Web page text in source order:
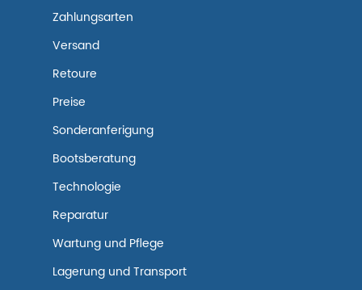
Zahlungsarten
Versand
Retoure
Preise
Sonderanferigung
Bootsberatung
Technologie
Reparatur
Wartung und Pflege
Lagerung und Transport